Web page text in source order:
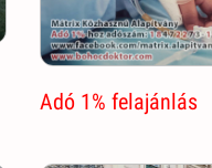
Adó 1% felajánlás